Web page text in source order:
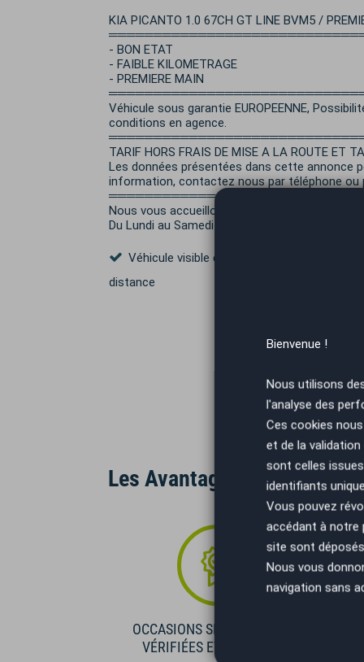
KIA PICANTO 1.0 67CH GT LINE BVM5 /
- BON ETAT
- FAIBLE KILOMETRAGE
- PREMIERE MAIN
Véhicule sous garantie EUROPEENNE,
conditions en agence.
TARIF HORS FRAIS DE MISE A LA ROUTE ET
Les données présentées dans cette annonce
information, contactez nous par téléphone ou
Nous vous accueillons dans nos locaux Agence
Du Lundi au Samedi POUR UNE VISITE OU UN
Véhicule visible en Rendez-Vous Visio à
distance
Les Avantages AutoEasy
OCCASIONS SÉLECTIONNÉES
VÉRIFIÉES ET GARANTIES
Bienvenue !
Nous utilisons
l'analyse des
Ces cookies
et de la
sont celles
identifiants
Vous pouvez
accédant à notre
site sont
Nous vous
navigation sans